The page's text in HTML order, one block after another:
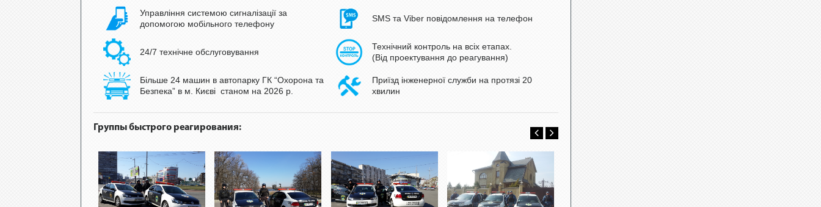
Управління системою сигналізації за
допомогою мобільного телефону
SMS та Viber повідомлення на телефон
24/7 технічне обслуговування
Технічний контроль на всіх етапах.
(Від проектування до реагування)
Більше 24 машин в автопарку ГК “Охорона та
Безпека” в м. Києві станом на 2026 р.
Приїзд інженерної служби на протязі 20
хвилин
Группы быстрого реагирования: